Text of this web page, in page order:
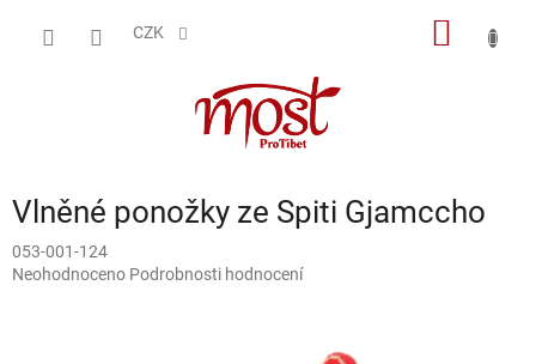
CZK
Vlněné ponožky ze Spiti Gjamccho
053-001-124
Průměrné
Neohodnoceno Podrobnosti hodnocení